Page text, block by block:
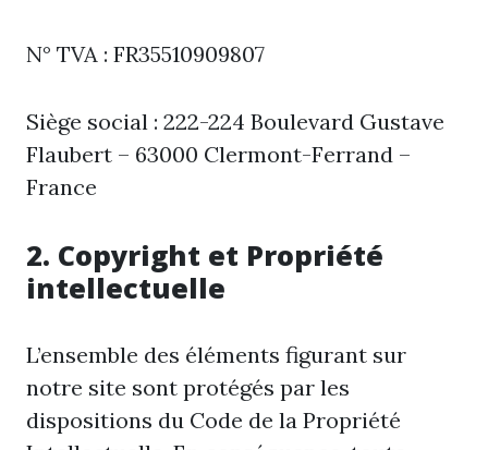
N° TVA : FR35510909807
Siège social : 222-224 Boulevard Gustave
Flaubert – 63000 Clermont-Ferrand –
France
2. Copyright et Propriété
intellectuelle
L’ensemble des éléments figurant sur
notre site sont protégés par les
dispositions du Code de la Propriété